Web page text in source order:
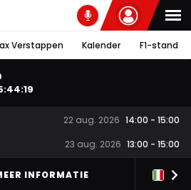
Verstappen Kalender F1-stand
:44:19
22 aug. 2026 14:00 - 15:00
23 aug. 2026 13:00 - 15:00
INFORMATIE